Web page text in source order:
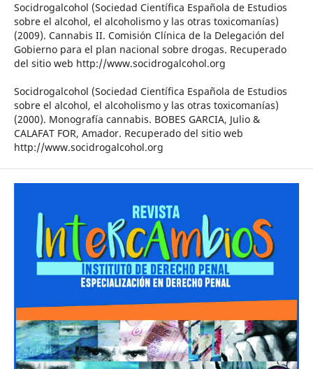
Socidrogalcohol (Sociedad Científica Española de Estudios
sobre el alcohol, el alcoholismo y las otras toxicomanías)
(2009). Cannabis II. Comisión Clínica de la Delegación del
Gobierno para el plan nacional sobre drogas. Recuperado
del sitio web http://www.socidrogalcohol.org
Socidrogalcohol (Sociedad Científica Española de Estudios
sobre el alcohol, el alcoholismo y las otras toxicomanías)
(2000). Monografía cannabis. BOBES GARCIA, Julio &
CALAFAT FOR, Amador. Recuperado del sitio web
http://www.socidrogalcohol.org